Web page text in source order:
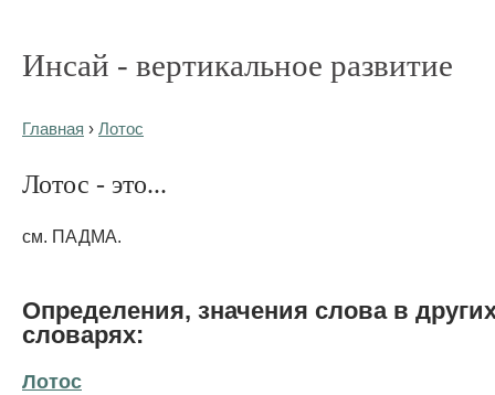
Инсай - вертикальное развитие
Главная › Лотос
Лотос - это...
см. ПАДМА.
Определения, значения слова в
словарях:
Лотос